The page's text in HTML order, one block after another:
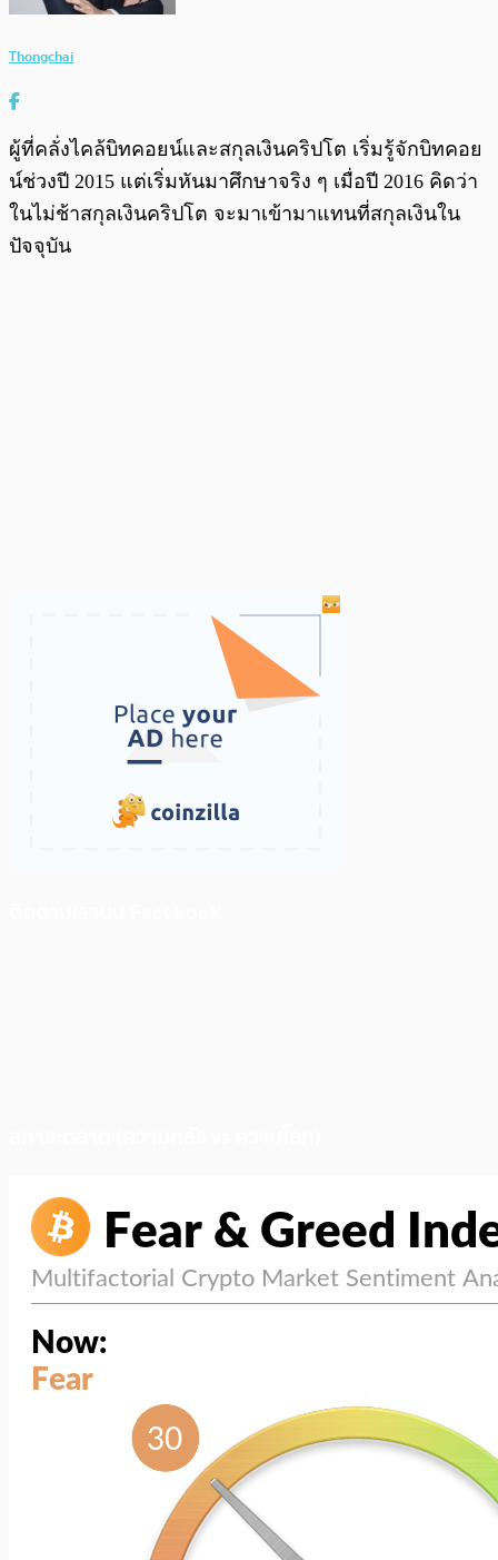
Thongchai
ผู้ที่คลั่งไคล้บิทคอยน์และสกุลเงินคริปโต เริ่มรู้จักบิทคอย
น์ช่วงปี 2015 แต่เริ่มหันมาศึกษาจริง ๆ เมื่อปี 2016 คิดว่า
ในไม่ช้าสกุลเงินคริปโต จะมาเข้ามาแทนที่สกุลเงินใน
ปัจจุบัน